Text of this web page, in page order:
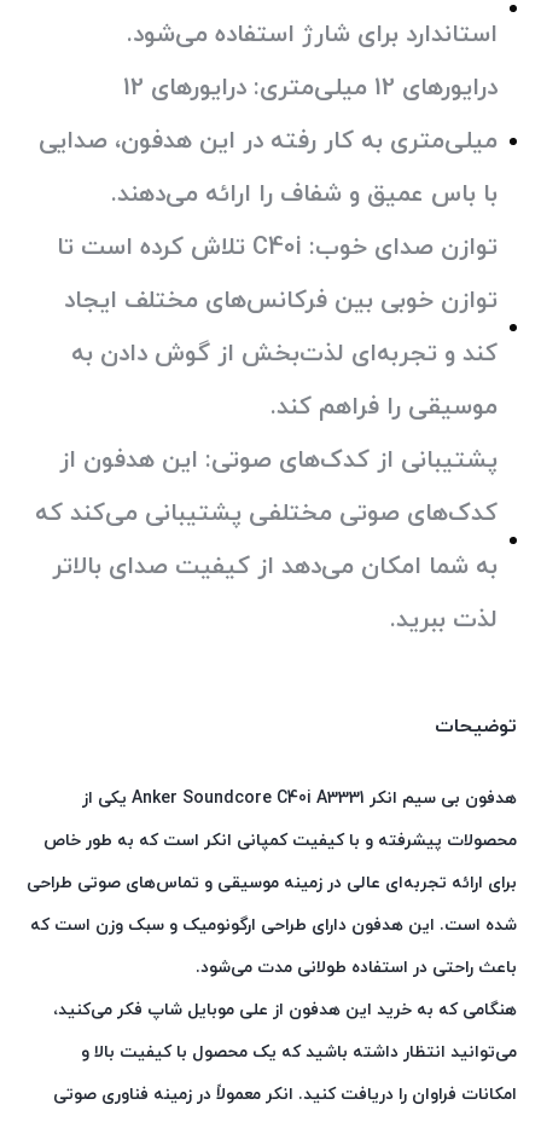
استاندارد برای شارژ استفاده می‌شود.
درایورهای 12 میلی‌متری:
درایورهای 12
میلی‌متری به کار رفته در این هدفون، صدایی
با باس عمیق و شفاف را ارائه می‌دهند.
توازن صدای خوب:
C40i تلاش کرده است تا
توازن خوبی بین فرکانس‌های مختلف ایجاد
کند و تجربه‌ای لذت‌بخش از گوش دادن به
موسیقی را فراهم کند.
پشتیبانی از کدک‌های صوتی: این هدفون از
کدک‌های صوتی مختلفی پشتیبانی می‌کند که
به شما امکان می‌دهد از کیفیت صدای بالاتر
لذت ببرید.
توضیحات
هدفون بی سیم انکر Anker Soundcore C40i A3331 یکی از
محصولات پیشرفته و با کیفیت کمپانی انکر است که به طور خاص
برای ارائه تجربه‌ای عالی در زمینه موسیقی و تماس‌های صوتی طراحی
شده است. این هدفون دارای طراحی ارگونومیک و سبک وزن است که
باعث راحتی در استفاده طولانی مدت می‌شود.
هنگامی که به خرید این هدفون از علی موبایل شاپ فکر می‌کنید،
می‌توانید انتظار داشته باشید که یک محصول با کیفیت بالا و
امکانات فراوان را دریافت کنید. انکر معمولاً در زمینه فناوری صوتی